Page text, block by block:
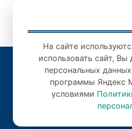
На сайте
использовать сайт, Вы
персональных
программы Яндекс
условиями